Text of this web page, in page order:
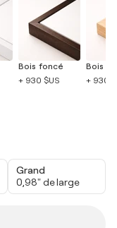
Bois foncé
+ 930 $US
Bois
+ 930
Grand
0,98" de large